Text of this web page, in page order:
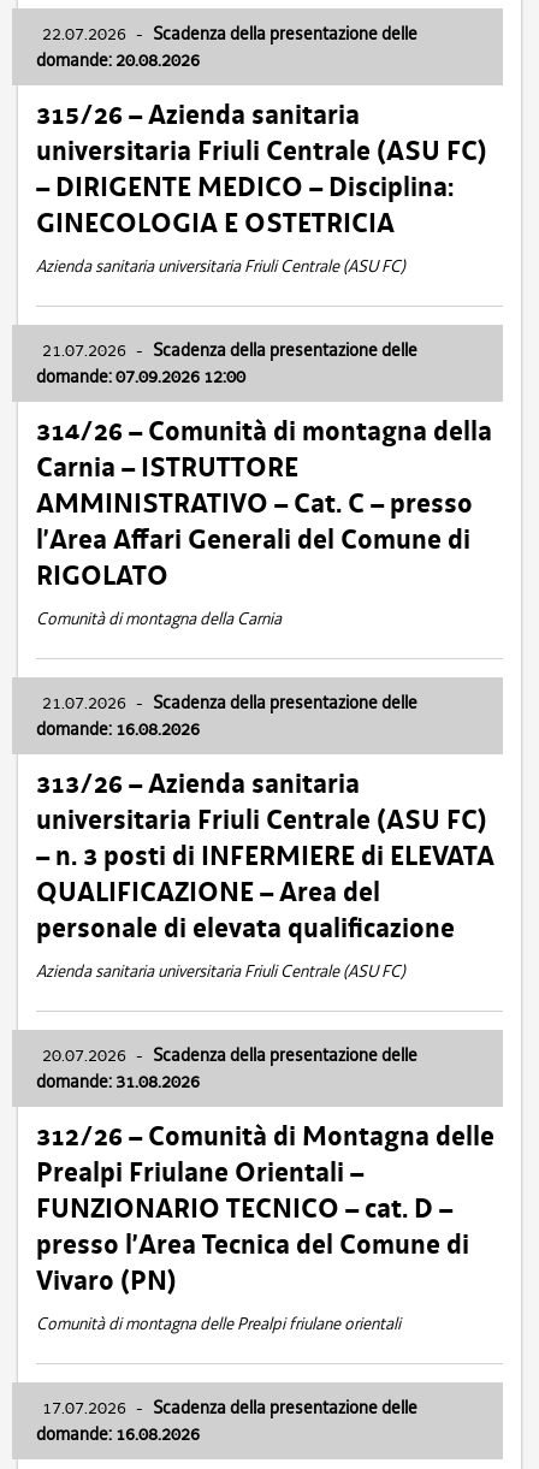
22.07.2026 - Scadenza della presentazione delle
domande: 20.08.2026
315/26 – Azienda sanitaria
universitaria Friuli Centrale (ASU FC)
– DIRIGENTE MEDICO – Disciplina:
GINECOLOGIA E OSTETRICIA
Azienda sanitaria universitaria Friuli Centrale (ASU FC)
21.07.2026 - Scadenza della presentazione delle
domande: 07.09.2026 12:00
314/26 – Comunità di montagna della
Carnia – ISTRUTTORE
AMMINISTRATIVO – Cat. C – presso
l’Area Affari Generali del Comune di
RIGOLATO
Comunità di montagna della Carnia
21.07.2026 - Scadenza della presentazione delle
domande: 16.08.2026
313/26 – Azienda sanitaria
universitaria Friuli Centrale (ASU FC)
– n. 3 posti di INFERMIERE di ELEVATA
QUALIFICAZIONE – Area del
personale di elevata qualificazione
Azienda sanitaria universitaria Friuli Centrale (ASU FC)
20.07.2026 - Scadenza della presentazione delle
domande: 31.08.2026
312/26 – Comunità di Montagna delle
Prealpi Friulane Orientali –
FUNZIONARIO TECNICO – cat. D –
presso l’Area Tecnica del Comune di
Vivaro (PN)
Comunità di montagna delle Prealpi friulane orientali
17.07.2026 - Scadenza della presentazione delle
domande: 16.08.2026